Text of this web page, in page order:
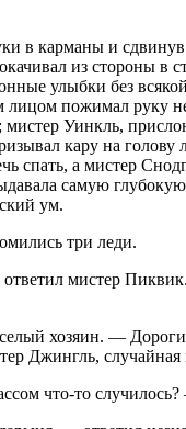
в карманы и
из стороны в
улыбки без
пожимал руку
мистер Уинкль,
кару на
спать, а мистер
самую
ум.
три леди.
мистер
хозяин. —
Джингль,
что-то